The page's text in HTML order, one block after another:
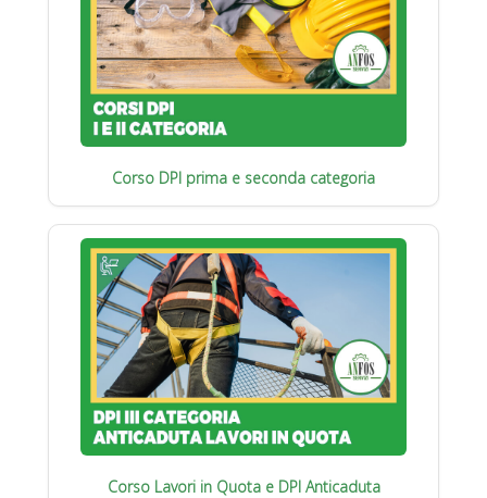
Corso DPI prima e seconda categoria
Corso Lavori in Quota e DPI Anticaduta